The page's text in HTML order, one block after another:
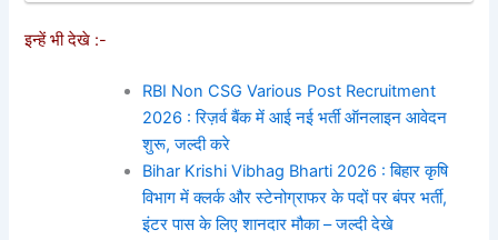
इन्हें भी देखे :-
RBI Non CSG Various Post Recruitment
2026 : रिज़र्व बैंक में आई नई भर्ती ऑनलाइन आवेदन
शुरू, जल्दी करे
Bihar Krishi Vibhag Bharti 2026 : बिहार कृषि
विभाग में क्लर्क और स्टेनोग्राफर के पदों पर बंपर भर्ती,
इंटर पास के लिए शानदार मौका – जल्दी देखे